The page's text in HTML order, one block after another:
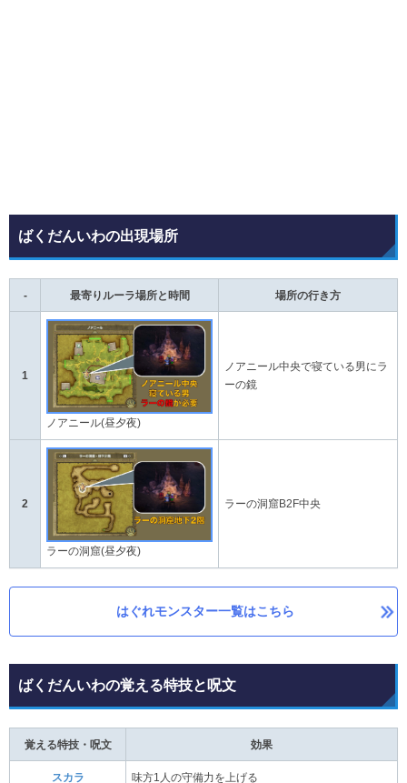
ばくだんいわの出現場所
- 最寄りルーラ場所と時間 場所の行き方
1
ノアニール(昼夕夜)
ノアニール中央で寝ている男にラ
ーの鏡
2
ラーの洞窟(昼夕夜)
ラーの洞窟B2F中央
はぐれモンスター一覧はこちら
ばくだんいわの覚える特技と呪文
覚える特技・呪文 効果
スカラ 味方1人の守備力を上げる